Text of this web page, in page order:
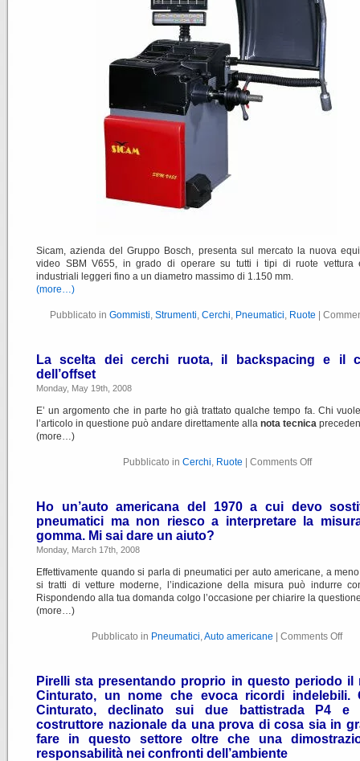
Sicam, azienda del Gruppo Bosch, presenta sul mercato la nuova
video SBM V655, in grado di operare su tutti i tipi di ruote vettura
industriali leggeri fino a un diametro massimo di 1.150 mm.
(more…)
Pubblicato in Gommisti, Strumenti, Cerchi, Pneumatici, Ruote
La scelta dei cerchi ruota, il backspacing e il
dell’offset
Monday, May 19th, 2008
E’ un argomento che in parte ho già trattato qualche tempo fa. Chi
l’articolo in questione può andare direttamente alla nota tecnica
(more…)
Pubblicato in Cerchi, Ruote Comments Off
Ho un’auto americana del 1970 a cui devo
pneumatici ma non riesco a interpretare la
gomma. Mi sai dare un aiuto?
Monday, March 17th, 2008
Effettivamente quando si parla di pneumatici per auto americane, a
si tratti di vetture moderne, l’indicazione della misura può indurre
Rispondendo alla tua domanda colgo l’occasione per chiarire la
(more…)
Pubblicato in Pneumatici,Auto americane Comments Off
Pirelli sta presentando proprio in questo periodo il
Cinturato, un nome che evoca ricordi indelebili.
Cinturato, declinato sui due battistrada P4 e
costruttore nazionale da una prova di cosa sia in
fare in questo settore oltre che una
responsabilità nei confronti dell’ambiente